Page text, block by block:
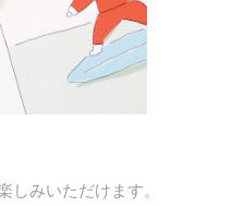
みいただけます。